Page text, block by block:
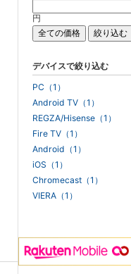
円
デバイスで絞り込む
PC（1）
Android TV（1）
REGZA/Hisense（1）
Fire TV（1）
Android（1）
iOS（1）
Chromecast（1）
VIERA（1）